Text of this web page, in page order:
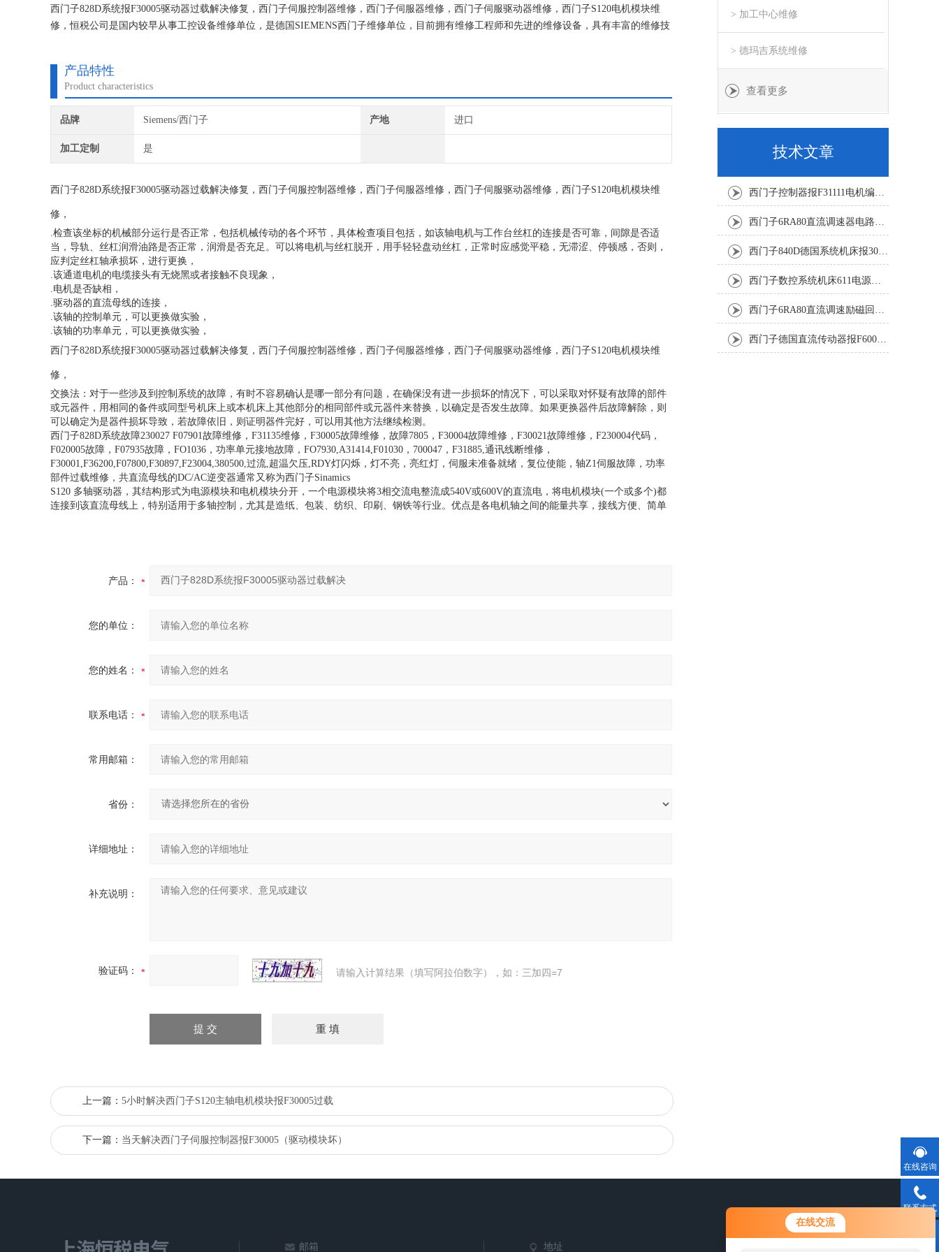
在线交流
西门子828D系统报F30005驱动器过载解决修复，西门子伺服控制器维修，西门子伺服器维修，西门子伺服驱动器维修，西门子S120电机模块维
修，恒税公司是国内较早从事工控设备维修单位，是德国SIEMENS西门子维修单位，目前拥有维修工程师和先进的维修设备，具有丰富的维修技
产品特性
Product characteristics
品牌 Siemens/西门子 产地 进口
加工定制 是
西门子828D系统报F30005驱动器过载解决修复，西门子伺服控制器维修，西门子伺服器维修，西门子伺服驱动器维修，西门子S120电机模块维
修，
.检查该坐标的机械部分运行是否正常，包括机械传动的各个环节，具体检查项目包括，如该轴电机与工作台丝杠的连接是否可靠，间隙是否适
当，导轨、丝杠润滑油路是否正常，润滑是否充足。可以将电机与丝杠脱开，用手轻轻盘动丝杠，正常时应感觉平稳，无滞涩、停顿感，否则，
应判定丝杠轴承损坏，进行更换，
.该通道电机的电缆接头有无烧黑或者接触不良现象，
.电机是否缺相，
.驱动器的直流母线的连接，
.该轴的控制单元，可以更换做实验，
.该轴的功率单元，可以更换做实验，
西门子828D系统报F30005驱动器过载解决修复，西门子伺服控制器维修，西门子伺服器维修，西门子伺服驱动器维修，西门子S120电机模块维
修，
交换法：对于一些涉及到控制系统的故障，有时不容易确认是哪一部分有问题，在确保没有进一步损坏的情况下，可以采取对怀疑有故障的部件
或元器件，用相同的备件或同型号机床上或本机床上其他部分的相同部件或元器件来替换，以确定是否发生故障。如果更换器件后故障解除，则
可以确定为是器件损坏导致，若故障依旧，则证明器件完好，可以用其他方法继续检测。
西门子828D系统故障230027 F07901故障维修，F31135维修，F30005故障维修，故障7805，F30004故障维修，F30021故障维修，F230004代码，
F020005故障，F07935故障，FO1036，功率单元接地故障，FO7930,A31414,F01030，700047，F31885,通讯线断维修，
F30001,F36200,F07800,F30897,F23004,380500,过流,超温欠压,RDY灯闪烁，灯不亮，亮红灯，伺服未准备就绪，复位使能，轴Z1伺服故障，功率
部件过载维修，共直流母线的DC/AC逆变器通常又称为西门子Sinamics
S120 多轴驱动器，其结构形式为电源模块和电机模块分开，一个电源模块将3相交流电整流成540V或600V的直流电，将电机模块(一个或多个)都
连接到该直流母线上，特别适用于多轴控制，尤其是造纸、包装、纺织、印刷、钢铁等行业。优点是各电机轴之间的能量共享，接线方便、简单
产品：
您的单位：
您的姓名：
联系电话：
常用邮箱：
省份：
详细地址：
补充说明：
验证码： 请输入计算结果（填写阿拉伯数字），如：三加四=7
上一篇： 5小时解决西门子S120主轴电机模块报F30005过载
下一篇： 当天解决西门子伺服控制器报F30005（驱动模块坏）
> 加工中心维修
> 德玛吉系统维修
查看更多
技术文章
西门子控制器报F31111电机编码器坏修复解决
西门子6RA80直流调速器电路板坏销售修理单位
西门子840D德国系统机床报300501修复解决
西门子数控系统机床611电源模块灯不显示修复解决
西门子6RA80直流调速励磁回路坏报F60005修复排除
西门子德国直流传动器报F60067高温报警修复排除方法
邮箱 地址
在线咨询
联系方式